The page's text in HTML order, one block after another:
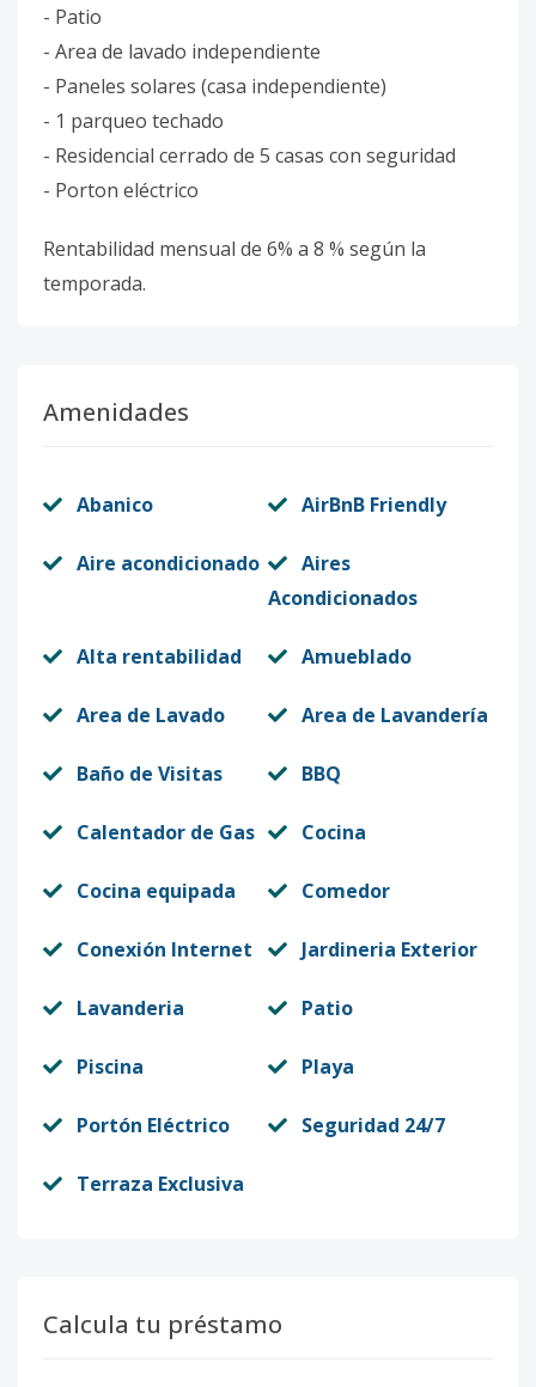
- Patio
- Area de lavado independiente
- Paneles solares (casa independiente)
- 1 parqueo techado
- Residencial cerrado de 5 casas con seguridad
- Porton eléctrico
Rentabilidad mensual de 6% a 8 % según la
temporada.
Amenidades
Abanico AirBnB Friendly
Aire acondicionado
Aires
Acondicionados
Alta rentabilidad Amueblado
Area de Lavado Area de Lavandería
Baño de Visitas BBQ
Calentador de Gas Cocina
Cocina equipada Comedor
Conexión Internet Jardineria Exterior
Lavanderia Patio
Piscina Playa
Portón Eléctrico Seguridad 24/7
Terraza Exclusiva
Calcula tu préstamo